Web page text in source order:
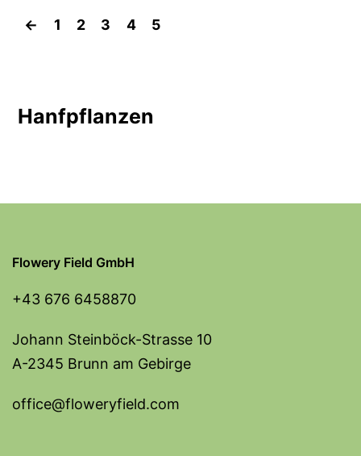
← 1 2 3 4 5
Hanfpflanzen
Flowery Field GmbH
+43 676 6458870
Johann Steinböck-Strasse 10
A-2345 Brunn am Gebirge
office@floweryfield.com